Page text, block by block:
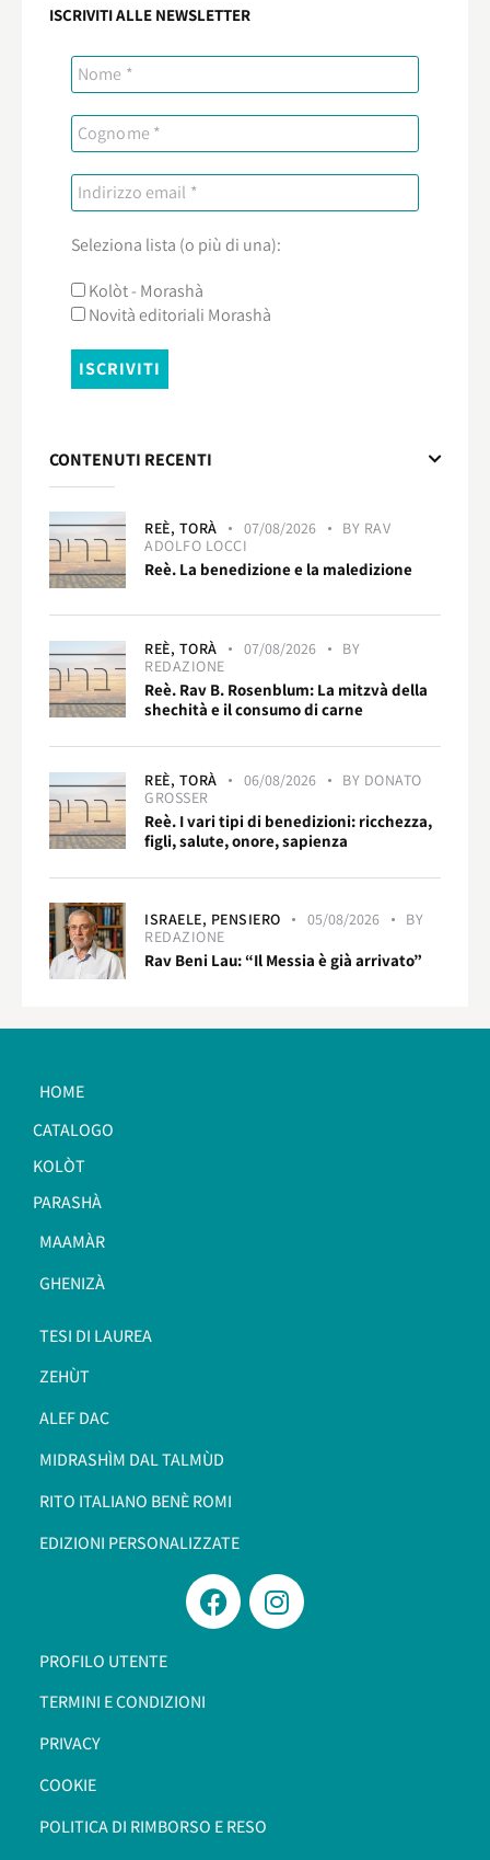
ISCRIVITI ALLE NEWSLETTER
Seleziona lista (o più di una):
Kolòt - Morashà
Novità editoriali Morashà
CONTENUTI RECENTI
REÈ, TORÀ 07/08/2026 BY RAV
ADOLFO LOCCI
Reè. La benedizione e la maledizione
REÈ, TORÀ 07/08/2026
BY
REDAZIONE
Reè. Rav B. Rosenblum: La mitzvà della
shechità e il consumo di carne
REÈ, TORÀ 06/08/2026 BY DONATO
GROSSER
Reè. I vari tipi di benedizioni: ricchezza,
figli, salute, onore, sapienza
ISRAELE, PENSIERO 05/08/2026
BY
REDAZIONE
Rav Beni Lau: “Il Messia è già arrivato”
HOME
CATALOGO
KOLÒT
PARASHÀ
MAAMÀR
GHENIZÀ
TESI DI LAUREA
ZEHÙT
ALEF DAC
MIDRASHÌM DAL TALMÙD
RITO ITALIANO BENÈ ROMI​
EDIZIONI PERSONALIZZATE
PROFILO UTENTE
TERMINI E CONDIZIONI
PRIVACY
COOKIE
POLITICA DI RIMBORSO E RESO